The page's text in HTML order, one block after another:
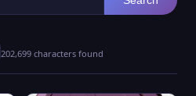
202,699 characters found